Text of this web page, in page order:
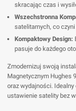
skracając czas i
Wszechstronna
satelitarnych, co
Kompaktowy Design:
pasuje do każdego
Zmodernizuj swoją
Magnetycznym Hughes
oraz wydajności.
ustawienie satelity bez